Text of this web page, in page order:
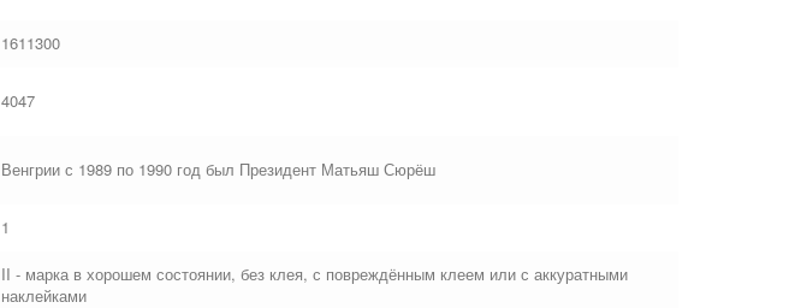
1611300
4047
Венгрии с 1989 по 1990 год был Президент Матьяш Сюрёш
1
II - марка в хорошем состоянии, без клея, с повреждённым клеем или с аккуратными
наклейками